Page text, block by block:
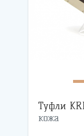
Туфли
кожа